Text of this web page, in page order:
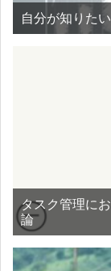
自分が知りた
タスク管理に
論